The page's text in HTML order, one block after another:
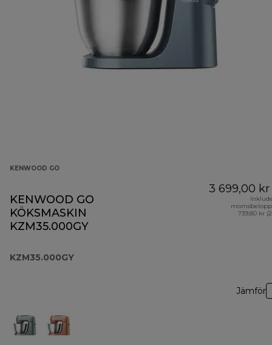
KENWOOD GO
KENWOOD GO
KÖKSMASKIN
KZM35.000GY
KZM35.000GY
3 699,00 kr
739,80 kr
Jämför